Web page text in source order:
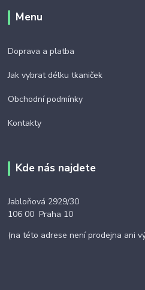
Menu
Doprava a platba
Jak vybrat délku tkaniček
Obchodní podmínky
Kontakty
Kde nás najdete
Jabloňová 2929/30
106 00 Praha 10
(na této adrese není prodejna ani